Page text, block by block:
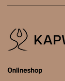
Onlineshop